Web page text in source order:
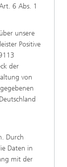
6 Abs. 1
unsere
Positive
der
von
Durch
Daten in
mit der